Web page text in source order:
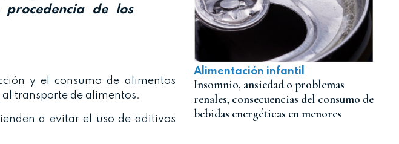
de los
y el consumo de alimentos
transporte de alimentos.
a evitar el uso de aditivos
Alimentación infantil
Insomnio, ansiedad o problemas
renales, consecuencias del consumo de
bebidas energéticas en menores